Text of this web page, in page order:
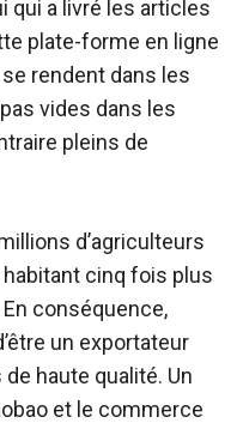
qui a livré les articles
plate-forme en ligne
rendent dans les
vides dans les
pleins de
d’agriculteurs
cinq fois plus
conséquence,
un exportateur
haute qualité. Un
et le commerce